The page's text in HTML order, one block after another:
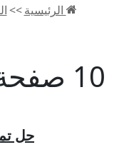
الرئيسية >>
حل